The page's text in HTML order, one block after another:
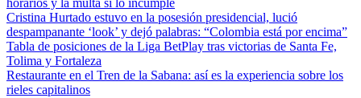
horarios y la multa si lo incumple
Cristina Hurtado estuvo en la posesión presidencial, lució
despampanante ‘look’ y dejó palabras: “Colombia está por encima”
Tabla de posiciones de la Liga BetPlay tras victorias de Santa Fe,
Tolima y Fortaleza
Restaurante en el Tren de la Sabana: así es la experiencia sobre los
rieles capitalinos